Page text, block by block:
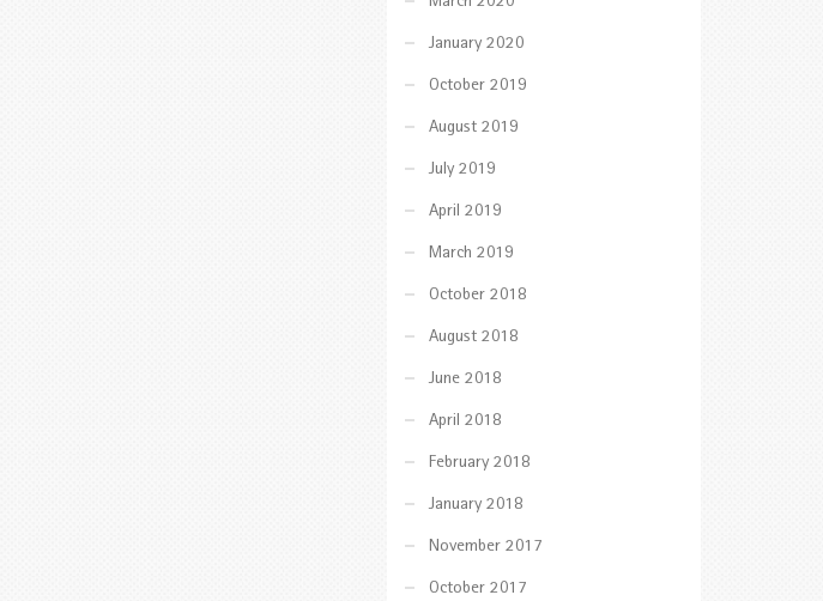
January 2020
October 2019
August 2019
July 2019
April 2019
March 2019
October 2018
August 2018
June 2018
April 2018
February 2018
January 2018
November 2017
October 2017